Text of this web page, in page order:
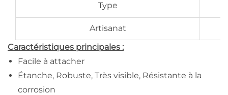
Type
Artisanat
Caractéristiques principales :
Facile à attacher
Étanche, Robuste, Très visible, Résistante à la
corrosion